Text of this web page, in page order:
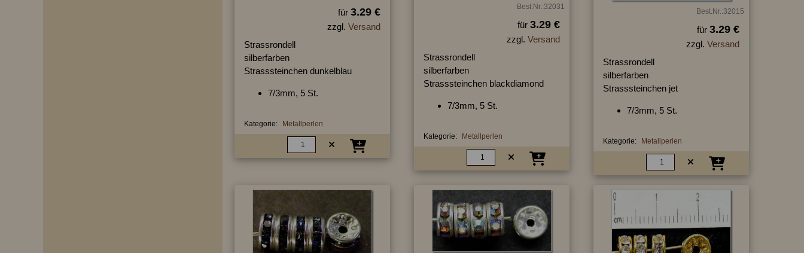
für 3.29 €
zzgl. Versand
Strassrondell
silberfarben
Strasssteinchen dunkelblau
7/3mm, 5 St.
Kategorie: Metallperlen
Best.Nr.:32031
für 3.29 €
zzgl. Versand
Strassrondell
silberfarben
Strasssteinchen blackdiamond
7/3mm, 5 St.
Kategorie: Metallperlen
Best.Nr.:32015
für 3.29 €
zzgl. Versand
Strassrondell
silberfarben
Strasssteinchen jet
7/3mm, 5 St.
Kategorie: Metallperlen